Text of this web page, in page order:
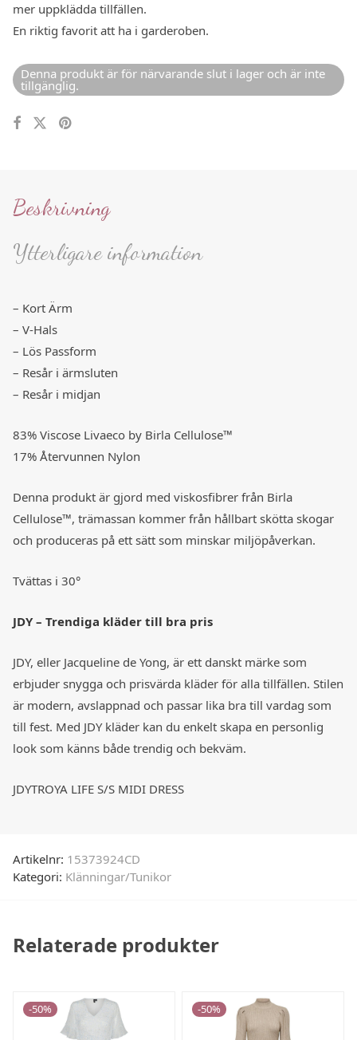
mer uppklädda tillfällen.
En riktig favorit att ha i garderoben.
Denna produkt är för närvarande slut i lager och är inte
tillgänglig.
Beskrivning
Ytterligare information
– Kort Ärm
– V-Hals
– Lös Passform
– Resår i ärmsluten
– Resår i midjan
83% Viscose Livaeco by Birla Cellulose™
17% Återvunnen Nylon
Denna produkt är gjord med viskosfibrer från Birla
Cellulose™, trämassan kommer från hållbart skötta skogar
och produceras på ett sätt som minskar miljöpåverkan.
Tvättas i 30°
JDY – Trendiga kläder till bra pris
JDY, eller Jacqueline de Yong, är ett danskt märke som
erbjuder snygga och prisvärda kläder för alla tillfällen. Stilen
är modern, avslappnad och passar lika bra till vardag som
till fest. Med JDY kläder kan du enkelt skapa en personlig
look som känns både trendig och bekväm.
JDYTROYA LIFE S/S MIDI DRESS
Artikelnr: 15373924CD
Kategori: Klänningar/Tunikor
Relaterade produkter
-50% -50%